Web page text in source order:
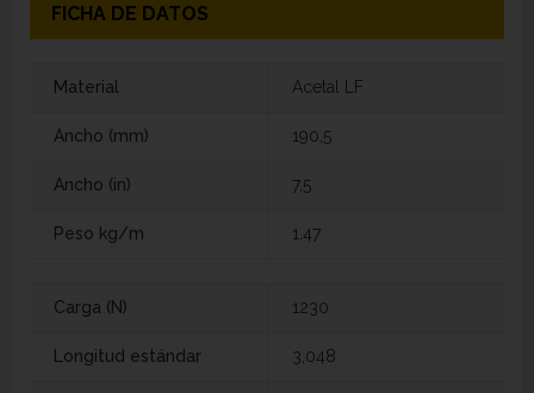
FICHA DE DATOS
Material Acetal LF
Ancho (mm) 190,5
Ancho (in) 7,5
Peso kg/m 1,47
Carga (N) 1230
Longitud estándar 3,048